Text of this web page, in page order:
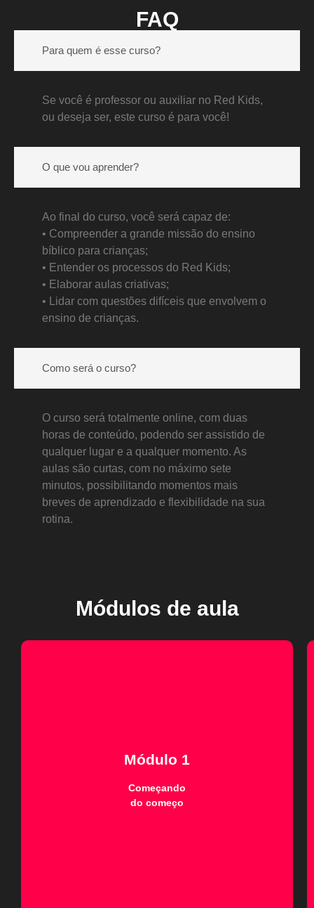
FAQ
Para quem é esse curso?
Se você é professor ou auxiliar no Red Kids,
ou deseja ser, este curso é para você!
O que vou aprender?
Ao final do curso, você será capaz de:
•⁠ ⁠Compreender a grande missão do ensino
bíblico para crianças;
•⁠ ⁠Entender os processos do Red Kids;
•⁠ ⁠Elaborar aulas criativas;
•⁠ ⁠Lidar com questões difíceis que envolvem o
ensino de crianças.
Como será o curso?
O curso será totalmente online, com duas
horas de conteúdo, podendo ser assistido de
qualquer lugar e a qualquer momento. As
aulas são curtas, com no máximo sete
minutos, possibilitando momentos mais
breves de aprendizado e flexibilidade na sua
rotina.
Módulos de aula
Módulo 1
Começando
do começo